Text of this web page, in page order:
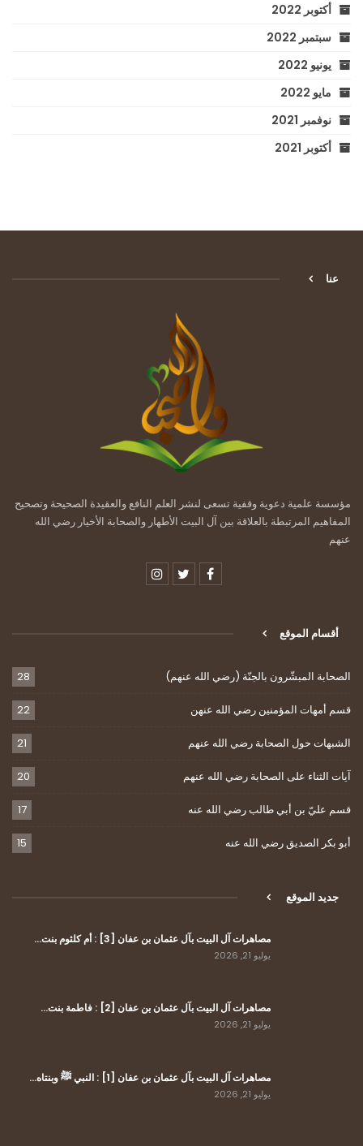
أكتوبر 2022
سبتمبر 2022
يونيو 2022
مايو 2022
نوفمبر 2021
أكتوبر 2021
عنا
مؤسسة علمية دعوية وقفية تسعى لنشر العلم النافع والعقيدة الصحيحة وتصحيح
المفاهيم المرتبطة بالعلاقة بين آل البيت الأطهار والصحابة الأخيار رضي الله
عنهم
أقسام الموقع
الصحابة المبشّرون بالجنّة (رضي الله عنهم) 28
قسم أمهات المؤمنين رضي الله عنهن 22
الشبهات حول الصحابة رضي الله عنهم 21
آيات الثناء على الصحابة رضي الله عنهم 20
قسم عليّ بن أبي طالب رضي الله عنه 17
أبو بكر الصديق رضي الله عنه 15
جديد الموقع
مصاهرات آل البيت بآل عثمان بن عفان [3] : أم كلثوم بنت…
يوليو 21, 2026
مصاهرات آل البيت بآل عثمان بن عفان [2] : فاطمة بنت…
يوليو 21, 2026
مصاهرات آل البيت بآل عثمان بن عفان [1] : النبي ﷺ وبنتاه…
يوليو 21, 2026